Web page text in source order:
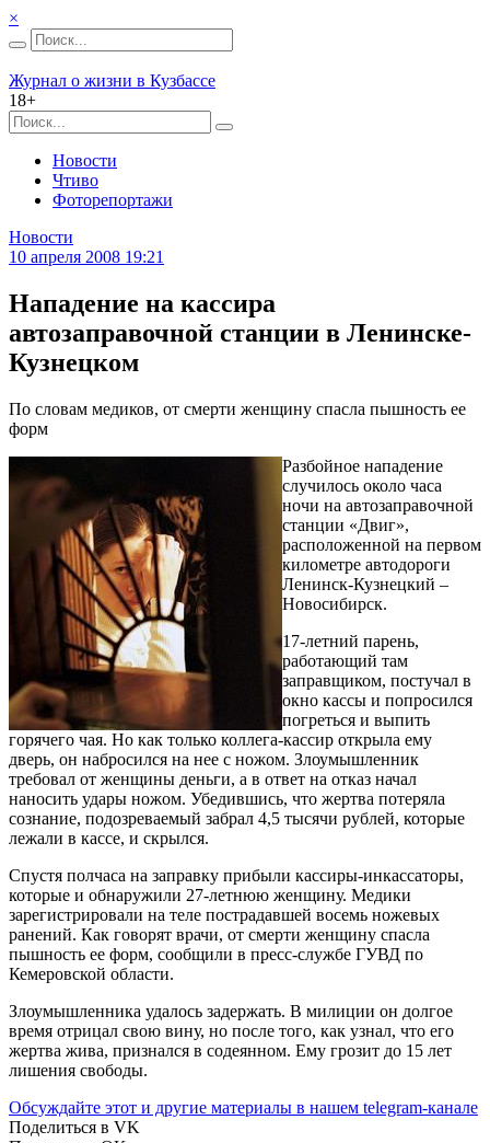
×
Журнал о жизни в Кузбассе
18+
Новости
Чтиво
Фоторепортажи
Новости
10 апреля 2008 19:21
Нападение на кассира
автозаправочной станции в Ленинске-
Кузнецком
По словам медиков, от смерти женщину спасла пышность ее
форм
Разбойное нападение
случилось около часа
ночи на автозаправочной
станции «Двиг»,
расположенной на первом
километре автодороги
Ленинск-Кузнецкий –
Новосибирск.
17-летний парень,
работающий там
заправщиком, постучал в
окно кассы и попросился
погреться и выпить
горячего чая. Но как только коллега-кассир открыла ему
дверь, он набросился на нее с ножом. Злоумышленник
требовал от женщины деньги, а в ответ на отказ начал
наносить удары ножом. Убедившись, что жертва потеряла
сознание, подозреваемый забрал 4,5 тысячи рублей, которые
лежали в кассе, и скрылся.
Спустя полчаса на заправку прибыли кассиры-инкассаторы,
которые и обнаружили 27-летнюю женщину. Медики
зарегистрировали на теле пострадавшей восемь ножевых
ранений. Как говорят врачи, от смерти женщину спасла
пышность ее форм, сообщили в пресс-службе ГУВД по
Кемеровской области.
Злоумышленника удалось задержать. В милиции он долгое
время отрицал свою вину, но после того, как узнал, что его
жертва жива, признался в содеянном. Ему грозит до 15 лет
лишения свободы.
Обсуждайте этот и другие материалы в нашем telegram-канале
Поделиться в VK